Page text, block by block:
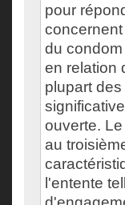
pour
du
en relation
plupart
ouverte.
au
l'entente